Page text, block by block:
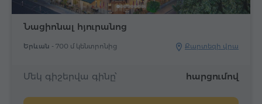
Նացիոնալ հյուրանոց
Երևան - 700 մ կենտրոնից Քարտեզի վրա
Մեկ գիշերվա գինը՝ հարցումով